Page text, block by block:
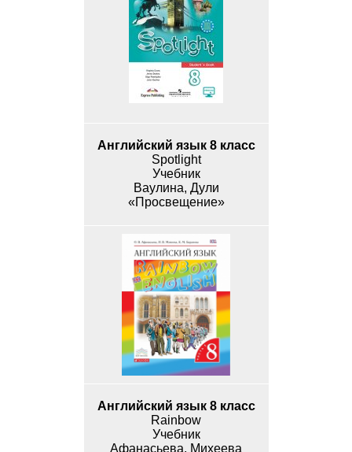
Английский язык 8 класс
Spotlight
Учебник
Ваулина, Дули
«Просвещение»
Английский язык 8 класс
Rainbow
Учебник
Афанасьева, Михеева